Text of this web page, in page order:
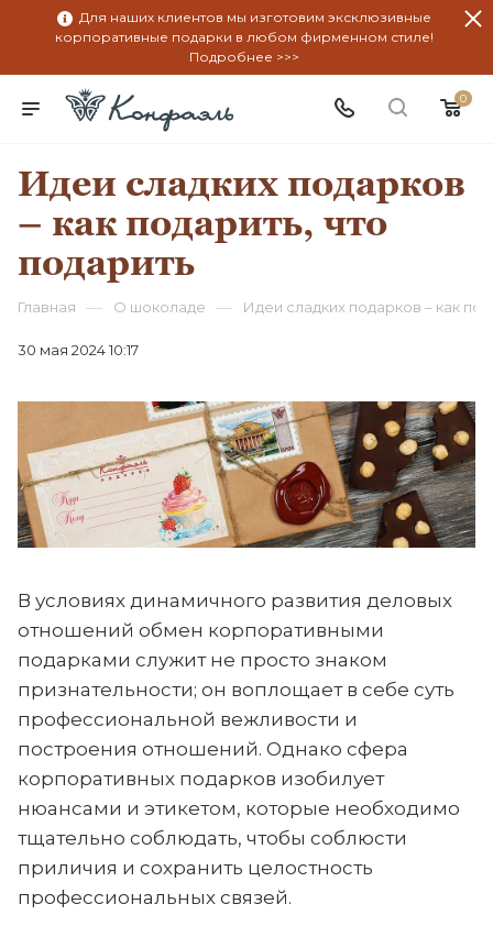
Для наших клиентов мы изготовим эксклюзивные
корпоративные подарки в любом фирменном стиле!
Подробнее >>>
0
Идеи сладких подарков
– как подарить, что
подарить
Главная — О шоколаде — Идеи сладких подарков – как
30 мая 2024 10:17
В условиях динамичного развития деловых
отношений обмен корпоративными
подарками служит не просто знаком
признательности; он воплощает в себе суть
профессиональной вежливости и
построения отношений. Однако сфера
корпоративных подарков изобилует
нюансами и этикетом, которые необходимо
тщательно соблюдать, чтобы соблюсти
приличия и сохранить целостность
профессиональных связей.